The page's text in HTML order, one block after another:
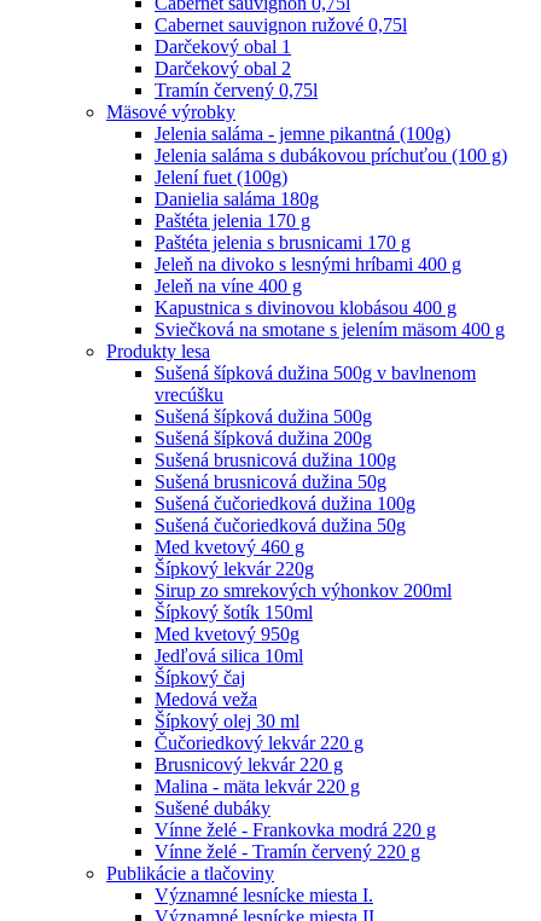
Cabernet sauvignon ružové 0,75l
Darčekový obal 1
Darčekový obal 2
Tramín červený 0,75l
Mäsové výrobky
Jelenia saláma - jemne pikantná (100g)
Jelenia saláma s dubákovou príchuťou (100 g)
Jelení fuet (100g)
Danielia saláma 180g
Paštéta jelenia 170 g
Paštéta jelenia s brusnicami 170 g
Jeleň na divoko s lesnými hríbami 400 g
Jeleň na víne 400 g
Kapustnica s divinovou klobásou 400 g
Sviečková na smotane s jelením mäsom 400 g
Produkty lesa
Sušená šípková dužina 500g v bavlnenom
vrecúšku
Sušená šípková dužina 500g
Sušená šípková dužina 200g
Sušená brusnicová dužina 100g
Sušená brusnicová dužina 50g
Sušená čučoriedková dužina 100g
Sušená čučoriedková dužina 50g
Med kvetový 460 g
Šípkový lekvár 220g
Sirup zo smrekových výhonkov 200ml
Šípkový šotík 150ml
Med kvetový 950g
Jedľová silica 10ml
Šípkový čaj
Medová veža
Šípkový olej 30 ml
Čučoriedkový lekvár 220 g
Brusnicový lekvár 220 g
Malina - mäta lekvár 220 g
Sušené dubáky
Vínne želé - Frankovka modrá 220 g
Vínne želé - Tramín červený 220 g
Publikácie a tlačoviny
Významné lesnícke miesta I.
Významné lesnícke miesta II.